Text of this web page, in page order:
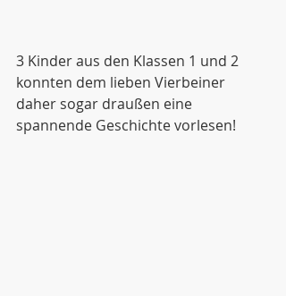
3 Kinder aus den Klassen 1 und 2
konnten dem lieben Vierbeiner
daher sogar draußen eine
spannende Geschichte vorlesen!